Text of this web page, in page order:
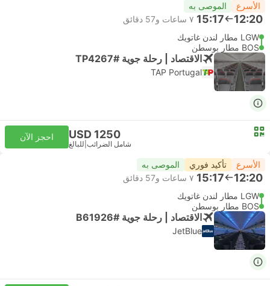
الأسرع الموصى به
12:20
15:17 ٧ ساعات و‫57 دقائق
LGW مطار لندن غاتويك
BOS مطار بوسطن
الاقتصاد | رحلة جوية #TP4267
TAP Portugal
USD 1250
شامل الضرائب للبالغ
احجز الآن
الأسرع تأكيد فوري الموصى به
12:20
15:17 ٧ ساعات و‫57 دقائق
LGW مطار لندن غاتويك
BOS مطار بوسطن
الاقتصاد | رحلة جوية #B61926
JetBlue